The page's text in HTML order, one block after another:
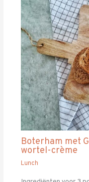
Boterham met
wortel-crème
Lunch